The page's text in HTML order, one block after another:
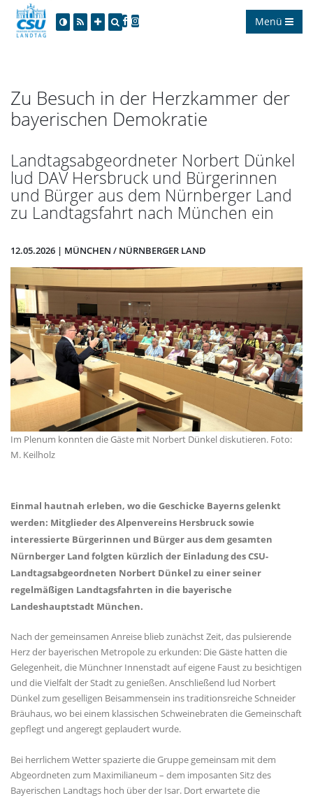
Menü
Zu Besuch in der Herzkammer der
bayerischen Demokratie
Landtagsabgeordneter Norbert Dünkel
lud DAV Hersbruck und Bürgerinnen
und Bürger aus dem Nürnberger Land
zu Landtagsfahrt nach München ein
12.05.2026 | MÜNCHEN / NÜRNBERGER LAND
Im Plenum konnten die Gäste mit Norbert Dünkel diskutieren. Foto:
M. Keilholz
Einmal hautnah erleben, wo die Geschicke Bayerns gelenkt
werden: Mitglieder des Alpenvereins Hersbruck sowie
interessierte Bürgerinnen und Bürger aus dem gesamten
Nürnberger Land folgten kürzlich der Einladung des CSU-
Landtagsabgeordneten Norbert Dünkel zu einer seiner
regelmäßigen Landtagsfahrten in die bayerische
Landeshauptstadt München.
Nach der gemeinsamen Anreise blieb zunächst Zeit, das pulsierende
Herz der bayerischen Metropole zu erkunden: Die Gäste hatten die
Gelegenheit, die Münchner Innenstadt auf eigene Faust zu besichtigen
und die Vielfalt der Stadt zu genießen. Anschließend lud Norbert
Dünkel zum geselligen Beisammensein ins traditionsreiche Schneider
Bräuhaus, wo bei einem klassischen Schweinebraten die Gemeinschaft
gepflegt und angeregt geplaudert wurde.
Bei herrlichem Wetter spazierte die Gruppe gemeinsam mit dem
Abgeordneten zum Maximilianeum – dem imposanten Sitz des
Bayerischen Landtags hoch über der Isar. Dort erwartete die